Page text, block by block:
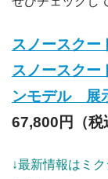
スノースクー
スノースク
ンモデル 展
67,800円（税
↓最新情報はミ